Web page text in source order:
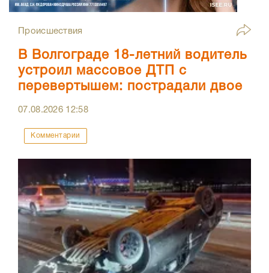
Происшествия
В Волгограде 18-летний водитель
устроил массовое ДТП с
перевертышем: пострадали двое
07.08.2026 12:58
Комментарии